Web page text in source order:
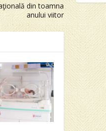
din toamna
anului viitor